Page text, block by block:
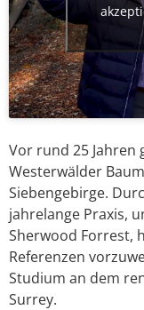
Vor rund 25 Jahren
Westerwälder
Siebengebirge.
jahrelange Praxis,
Sherwood Forrest,
Referenzen
Studium an dem
Surrey.